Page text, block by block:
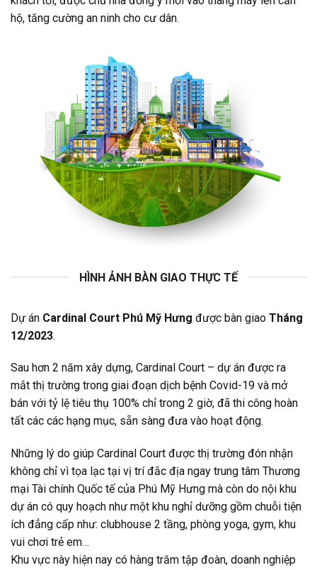
hộ, tăng cường an ninh cho cư dân.
HÌNH ẢNH BÀN GIAO THỰC TẾ
Dự án Cardinal Court Phú Mỹ Hưng được bàn giao Tháng
12/2023.
Sau hơn 2 năm xây dựng, Cardinal Court – dự án được ra
mắt thị trường trong giai đoạn dịch bệnh Covid-19 và mở
bán với tỷ lệ tiêu thụ 100% chỉ trong 2 giờ, đã thi công hoàn
tất các các hạng mục, sẵn sàng đưa vào hoạt động.
Những lý do giúp Cardinal Court được thị trường đón nhận
không chỉ vì tọa lạc tại vị trí đắc địa ngay trung tâm Thương
mại Tài chính Quốc tế của Phú Mỹ Hưng mà còn do nội khu
dự án có quy hoạch như một khu nghỉ dưỡng gồm chuỗi tiện
ích đẳng cấp như: clubhouse 2 tầng, phòng yoga, gym, khu
vui chơi trẻ em…
Khu vực này hiện nay có hàng trăm tập đoàn, doanh nghiệp